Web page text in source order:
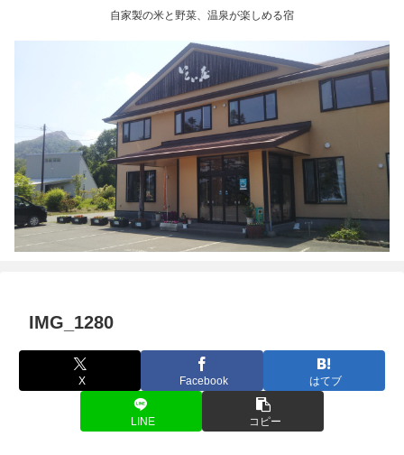
自家製の米と野菜、温泉が楽しめる宿
IMG_1280
X Facebook はてブ
LINE コピー